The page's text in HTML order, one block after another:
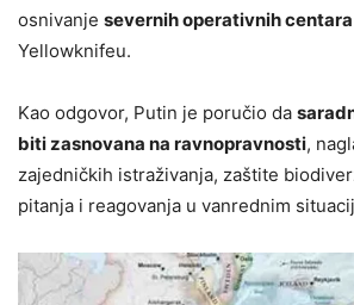
osnivanje severnih operativnih centara
Yellowknifeu.
Kao odgovor, Putin je poručio da
biti zasnovana na ravnopravnosti,
zajedničkih istraživanja, zaštite
pitanja i reagovanja u vanrednim